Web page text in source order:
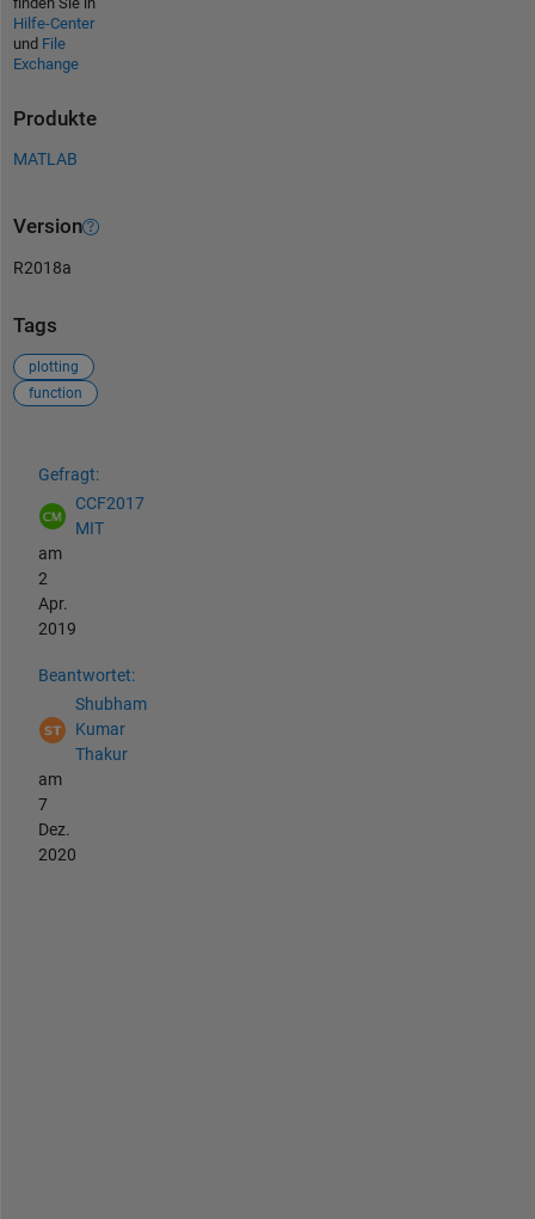
Hilfe-Center
und File
Exchange
Produkte
MATLAB
Version
R2018a
Tags
plotting
function
Gefragt:
CCF2017
MIT
am
2
Apr.
2019
Beantwortet:
Shubham
Kumar
Thakur
am
7
Dez.
2020